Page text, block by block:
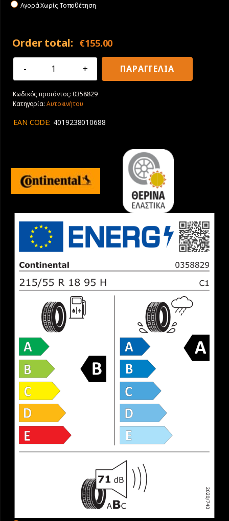
Αγορά Χωρίς Τοποθέτηση
Order total: €155.00
215/55R18
PremiumContact
6
ΠΑΡΑΓΓΕΛΙΑ
Κωδικός προϊόντος:0358829
Κατηγορία: Αυτοκινήτου
EAN CODE: 4019238010688